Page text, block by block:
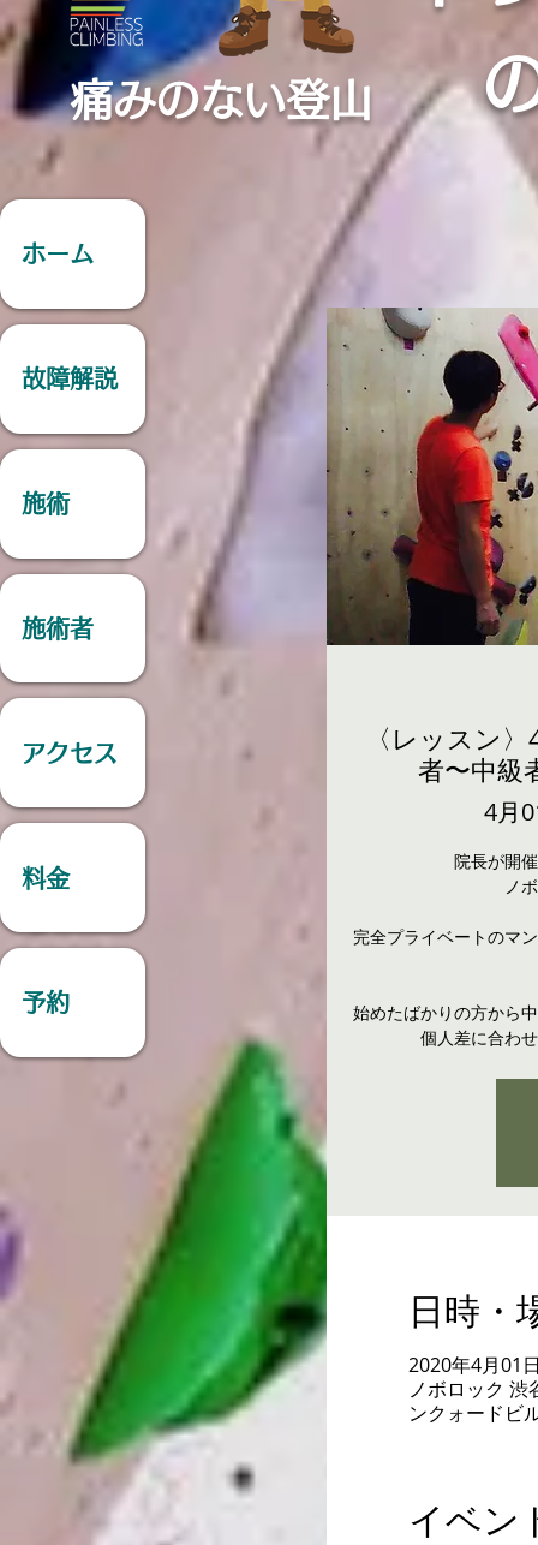
痛みのない登山
〈レッスン
者〜中級
4月
院長が開
ノ
完全プライベートのマ
始めたばかりの方から
個人差に合わ
日時・
2020年4月01
ノボロック
ンクォード
イベン
ホーム
故障解説
施術
施術者
アクセス
料金
予約